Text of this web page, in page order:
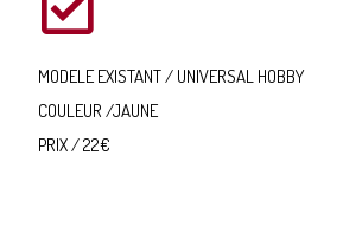
MODELE EXISTANT / UNIVERSAL HOBBY
COULEUR /JAUNE
PRIX / 22€